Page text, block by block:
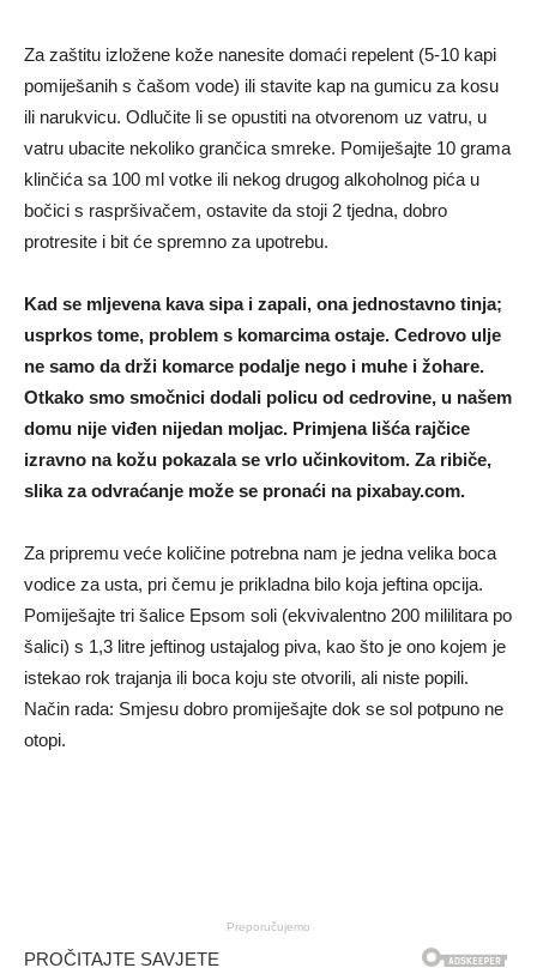
Za zaštitu izložene kože nanesite domaći repelent (5-10 kapi
pomiješanih s čašom vode) ili stavite kap na gumicu za kosu
ili narukvicu. Odlučite li se opustiti na otvorenom uz vatru, u
vatru ubacite nekoliko grančica smreke. Pomiješajte 10 grama
klinčića sa 100 ml votke ili nekog drugog alkoholnog pića u
bočici s raspršivačem, ostavite da stoji 2 tjedna, dobro
protresite i bit će spremno za upotrebu.
Kad se mljevena kava sipa i zapali, ona jednostavno tinja;
usprkos tome, problem s komarcima ostaje. Cedrovo ulje
ne samo da drži komarce podalje nego i muhe i žohare.
Otkako smo smočnici dodali policu od cedrovine, u našem
domu nije viđen nijedan moljac. Primjena lišća rajčice
izravno na kožu pokazala se vrlo učinkovitom. Za ribiče,
slika za odvraćanje može se pronaći na pixabay.com.
Za pripremu veće količine potrebna nam je jedna velika boca
vodice za usta, pri čemu je prikladna bilo koja jeftina opcija.
Pomiješajte tri šalice Epsom soli (ekvivalentno 200 mililitara po
šalici) s 1,3 litre jeftinog ustajalog piva, kao što je ono kojem je
istekao rok trajanja ili boca koju ste otvorili, ali niste popili.
Način rada: Smjesu dobro promiješajte dok se sol potpuno ne
otopi.
Preporučujemo